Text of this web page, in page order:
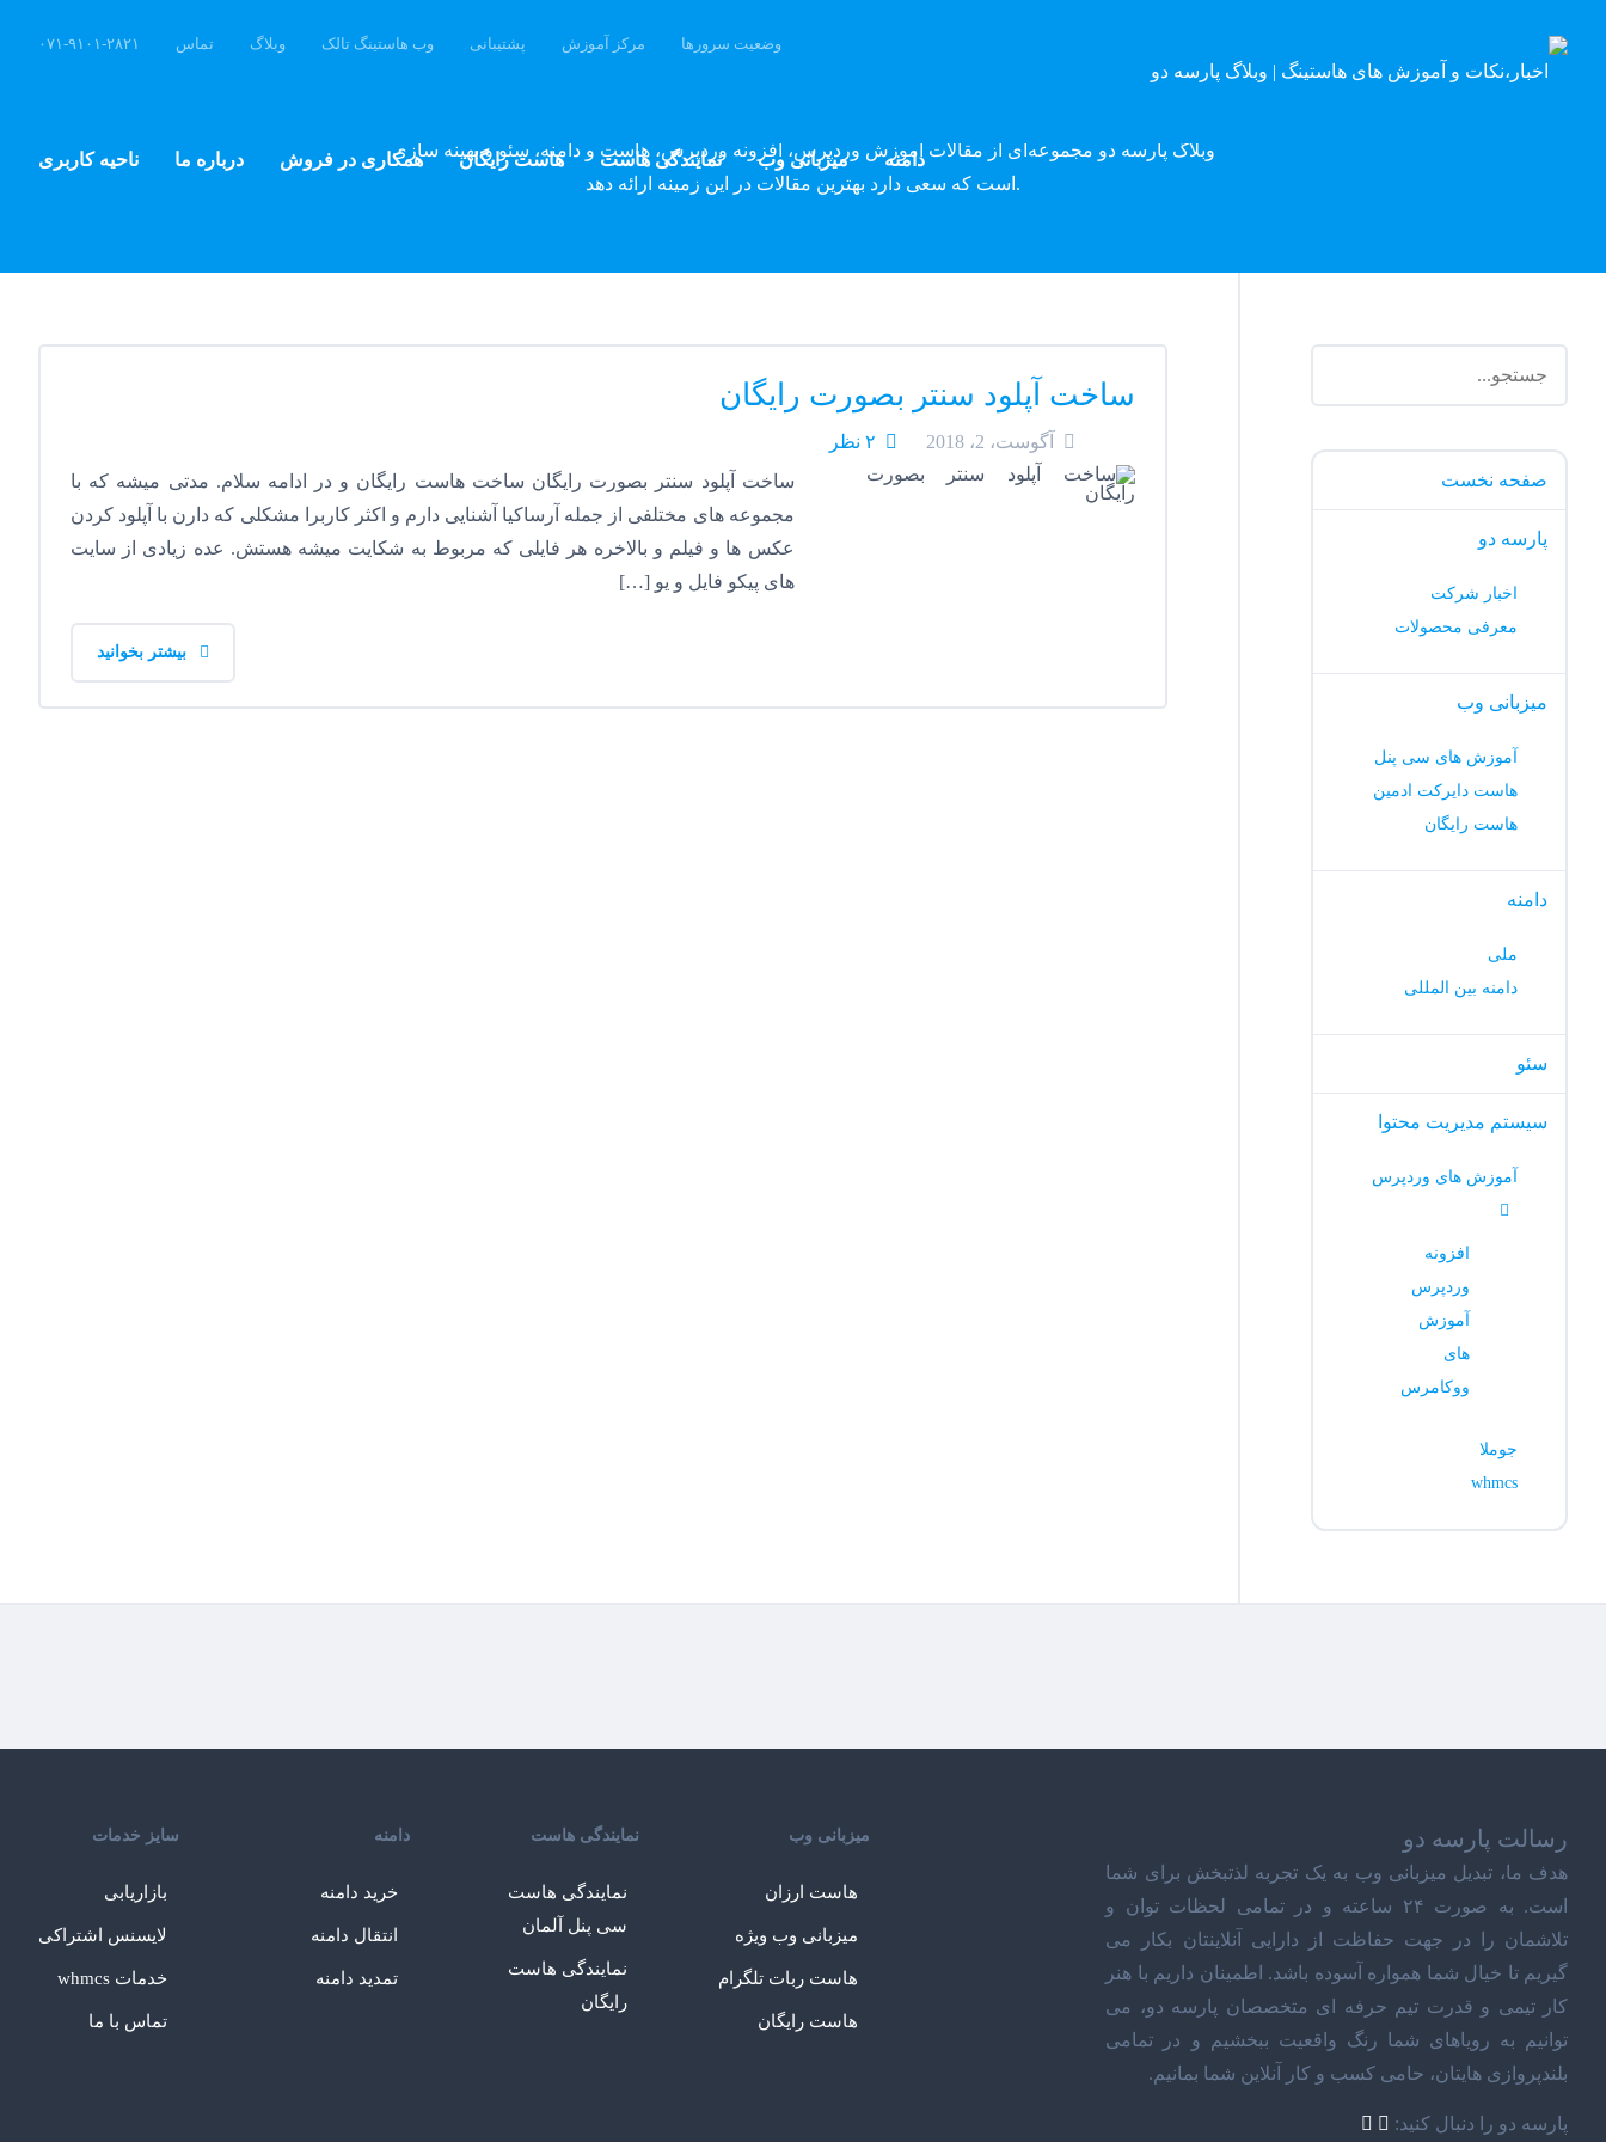
ناحیه کاربری درباره ما همکاری در فروش هاست رایگان نمایندگی هاست میزبانی وب دامنه
۰۷۱-۹۱۰۱-۲۸۲۱ تماس وبلاگ وب هاستینگ تالک پشتیبانی مرکز آموزش وضعیت سرورها
وبلاگ پارسه دو مجموعه‌ای از مقالات آموزش وردپرس، افزونه وردپرس، هاست و دامنه، سئو و بهینه سازی
است که سعی دارد بهترین مقالات در این زمینه ارائه دهد.
ساخت آپلود سنتر بصورت رایگان
آگوست، 2، 2018
۲ نظر
ساخت آپلود سنتر بصورت رایگان ساخت هاست رایگان و در ادامه سلام. مدتی میشه که با
مجموعه های مختلفی از جمله آرساکیا آشنایی دارم و اکثر کاربرا مشکلی که دارن با آپلود کردن
عکس ها و فیلم و بالاخره هر فایلی که مربوط به شکایت میشه هستش. عده زیادی از سایت
های پیکو فایل و یو […]
صفحه نخست
پارسه دو
اخبار شرکت
معرفی محصولات
میزبانی وب
آموزش های سی پنل
هاست دایرکت ادمین
هاست رایگان
دامنه
ملی
دامنه بین المللی
سئو
سیستم مدیریت محتوا
آموزش های وردپرس
افزونه
وردپرس
آموزش
های
ووکامرس
جوملا
whmcs
رسالت پارسه دو
هدف ما، تبدیل میزبانی وب به یک تجربه لذتبخش برای شما
است. به صورت ۲۴ ساعته و در تمامی لحظات توان و
تلاشمان را در جهت حفاظت از دارایی آنلاینتان بکار می
گیریم تا خیال شما همواره آسوده باشد. اطمینان داریم با هنر
کار تیمی و قدرت تیم حرفه ای متخصصان پارسه دو، می
توانیم به رویاهای شما رنگ واقعیت ببخشیم و در تمامی
بلندپروازی هایتان، حامی کسب و کار آنلاین شما بمانیم.
پارسه دو را دنبال کنید:
میزبانی وب
هاست ارزان
میزبانی وب ویژه
هاست ربات تلگرام
هاست رایگان
نمایندگی هاست
نمایندگی هاست
سی پنل آلمان
نمایندگی هاست
رایگان
دامنه
خرید دامنه
انتقال دامنه
تمدید دامنه
سایز خدمات
بازاریابی
لایسنس اشتراکی
خدمات whmcs
تماس با ما